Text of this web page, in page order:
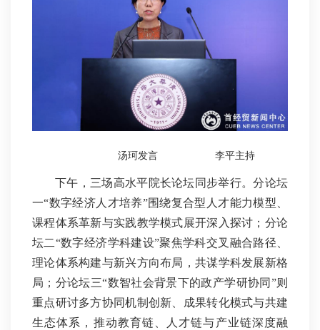
汤珂发言 李平主持
下午，三场高水平院长论坛同步举行。分论坛
一“数字经济人才培养”围绕复合型人才能力模型、
课程体系革新与实践教学模式展开深入探讨；分论
坛二“数字经济学科建设”聚焦学科交叉融合路径、
理论体系构建与新兴方向布局，共谋学科发展新格
局；分论坛三“数智社会背景下的政产学研协同”则
重点研讨多方协同机制创新、成果转化模式与共建
生态体系，推动教育链、人才链与产业链深度融